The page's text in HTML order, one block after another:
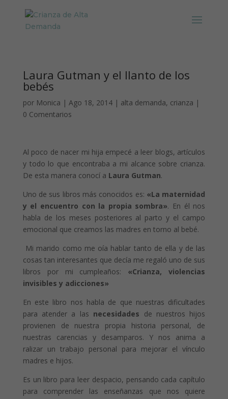
Laura Gutman y el llanto de los
bebés
por Monica | Ago 18, 2014| alta demanda, crianza |
0 Comentarios
Al poco de nacer mi hija empecé a leer blogs, artículos
y todo lo que encontraba a mi alcance sobre crianza.
De esta manera conocí a Laura Gutman.
Uno de sus libros más conocidos es: «La maternidad
y el encuentro con la propia sombra». En él nos
habla de los meses posteriores al parto y el campo
emocional que creamos las madres en torno al bebé.
Mi marido como me oía hablar tanto de ella y de las
cosas tan interesantes que decía me regaló uno de sus
libros por mi cumpleaños: «Crianza, violencias
invisibles y adicciones»
En este libro nos habla de que nuestras dificultades
para atender a las necesidades de nuestros hijos
provienen de nuestra propia historia personal, de
nuestras carencias y desamparos. Y nos anima a
ralizar un trabajo personal para mejorar el vínculo
madres e hijos.
Es un libro para leer despacio, pensando cada capítulo
para comprender las enseñanzas que nos quiere